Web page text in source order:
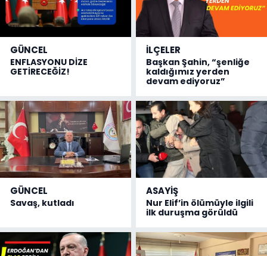
GÜNCEL
ENFLASYONU DİZE
GETİRECEĞİZ!
İLÇELER
Başkan Şahin, “şenliğe
kaldığımız yerden
devam ediyoruz”
GÜNCEL
Savaş, kutladı
ASAYİŞ
Nur Elif’in ölümüyle ilgili
ilk duruşma görüldü